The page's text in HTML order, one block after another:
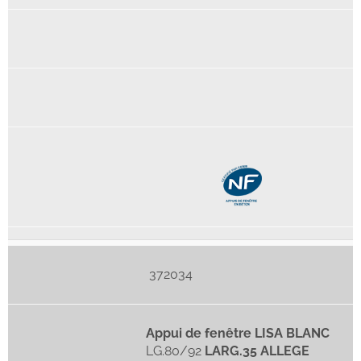
372034
Appui de fenêtre LISA BLANC
LG.80/92 LARG.35 ALLEGE